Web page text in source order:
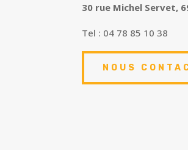
30 rue Michel Servet,
Tel : 04 78 85 10 38
NOUS